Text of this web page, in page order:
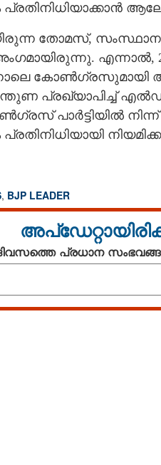
തോമസ്, സംസ്ഥാന
പ്രഖ്യാപിച്ച്
പാർട്ടിയിൽ നിന്ന്
, BJP LEADER
പ്രധാന